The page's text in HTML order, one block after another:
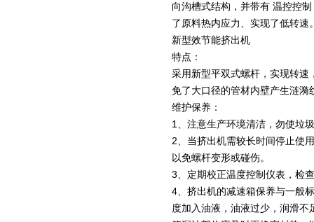
向沟槽式结构，并带有 温控控
了原料热内应力、实现了低转速
新型效节能挤出机
特点：
采用新型平双式螺杆，实现转
免了大口径的管材内壁产生涟漪
维护保养：
1
、注意生产环境清洁，勿使垃
2 、当挤出机需较长时间停止
以免螺杆变形或碰伤。
3 、定期校正温度控制仪表，检
4 、挤出机的减速箱保养与一
度加入油液，油液过少，润滑